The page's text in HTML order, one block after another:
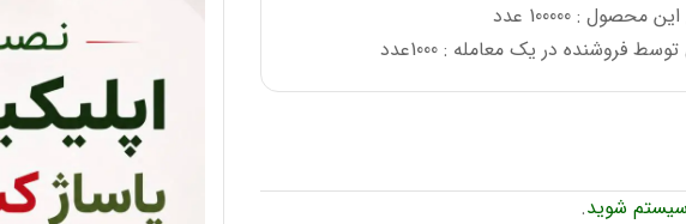
: 100000 عدد
در یک معامله : 1000عدد
سیستم شوید.